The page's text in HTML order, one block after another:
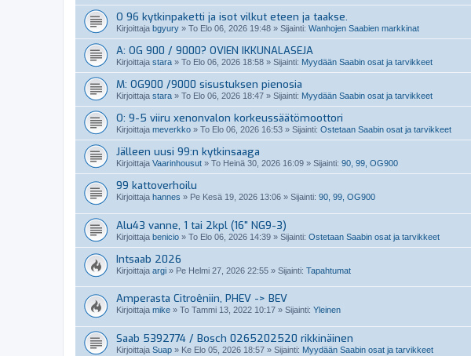
O 96 kytkinpaketti ja isot vilkut eteen ja taakse.
Kirjoittaja bgyury » To Elo 06, 2026 19:48 » Sijainti: Wanhojen Saabien markkinat
A: OG 900 / 9000? OVIEN IKKUNALASEJA
Kirjoittaja stara » To Elo 06, 2026 18:58 » Sijainti: Myydään Saabin osat ja tarvikkeet
M: OG900 /9000 sisustuksen pienosia
Kirjoittaja stara » To Elo 06, 2026 18:47 » Sijainti: Myydään Saabin osat ja tarvikkeet
O: 9-5 viiru xenonvalon korkeussäätömoottori
Kirjoittaja meverkko » To Elo 06, 2026 16:53 » Sijainti: Ostetaan Saabin osat ja tarvikkeet
Jälleen uusi 99:n kytkinsaaga
Kirjoittaja Vaarinhousut » To Heinä 30, 2026 16:09 » Sijainti: 90, 99, OG900
99 kattoverhoilu
Kirjoittaja hannes » Pe Kesä 19, 2026 13:06 » Sijainti: 90, 99, OG900
Alu43 vanne, 1 tai 2kpl (16" NG9-3)
Kirjoittaja benicio » To Elo 06, 2026 14:39 » Sijainti: Ostetaan Saabin osat ja tarvikkeet
Intsaab 2026
Kirjoittaja argi » Pe Helmi 27, 2026 22:55 » Sijainti: Tapahtumat
Amperasta Citroêniin, PHEV -> BEV
Kirjoittaja mike » To Tammi 13, 2022 10:17 » Sijainti: Yleinen
Saab 5392774 / Bosch 0265202520 rikkinäinen
Kirjoittaja Suap » Ke Elo 05, 2026 18:57 » Sijainti: Myydään Saabin osat ja tarvikkeet